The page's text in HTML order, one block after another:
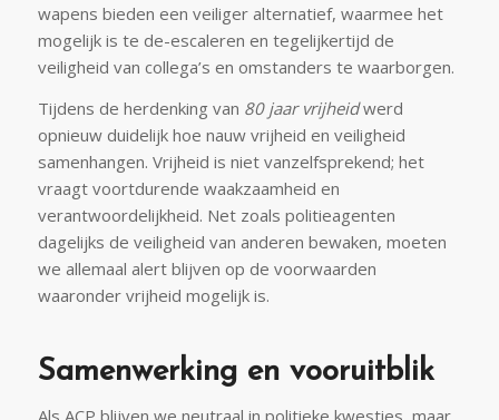
wapens bieden een veiliger alternatief, waarmee het
mogelijk is te de-escaleren en tegelijkertijd de
veiligheid van collega’s en omstanders te waarborgen.
Tijdens de herdenking van 80 jaar vrijheidwerd
opnieuw duidelijk hoe nauw vrijheid en veiligheid
samenhangen. Vrijheid is niet vanzelfsprekend; het
vraagt voortdurende waakzaamheid en
verantwoordelijkheid. Net zoals politieagenten
dagelijks de veiligheid van anderen bewaken, moeten
we allemaal alert blijven op de voorwaarden
waaronder vrijheid mogelijk is.
Samenwerking en vooruitblik